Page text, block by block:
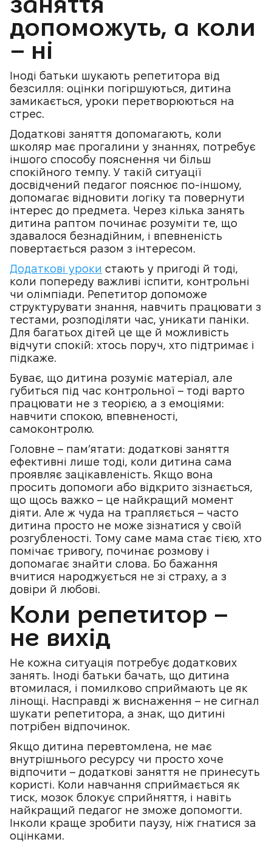
допоможуть, а коли
– ні
Іноді батьки шукають репетитора від
безсилля: оцінки погіршуються, дитина
замикається, уроки перетворюються на
стрес.
Додаткові заняття допомагають, коли
школяр має прогалини у знаннях, потребує
іншого способу пояснення чи більш
спокійного темпу. У такій ситуації
досвідчений педагог пояснює по-іншому,
допомагає відновити логіку та повернути
інтерес до предмета. Через кілька занять
дитина раптом починає розуміти те, що
здавалося безнадійним, і впевненість
повертається разом з інтересом.
Додаткові уроки стають у пригоді й тоді,
коли попереду важливі іспити, контрольні
чи олімпіади. Репетитор допоможе
структурувати знання, навчить працювати з
тестами, розподіляти час, уникати паніки.
Для багатьох дітей це ще й можливість
відчути спокій: хтось поруч, хто підтримає і
підкаже.
Буває, що дитина розуміє матеріал, але
губиться під час контрольної – тоді варто
працювати не з теорією, а з емоціями:
навчити спокою, впевненості,
самоконтролю.
Головне – пам’ятати: додаткові заняття
ефективні лише тоді, коли дитина сама
проявляє зацікавленість. Якщо вона
просить допомоги або відкрито зізнається,
що щось важко – це найкращий момент
діяти. Але ж чуда на трапляється – часто
дитина просто не може зізнатися у своїй
розгубленості. Тому саме мама стає тією, хто
помічає тривогу, починає розмову і
допомагає знайти слова. Бо бажання
вчитися народжується не зі страху, а з
довіри й любові.
Коли репетитор –
не вихід
Не кожна ситуація потребує додаткових
занять. Іноді батьки бачать, що дитина
втомилася, і помилково сприймають це як
лінощі. Насправді ж виснаження – не сигнал
шукати репетитора, а знак, що дитині
потрібен відпочинок.
Якщо дитина перевтомлена, не має
внутрішнього ресурсу чи просто хоче
відпочити – додаткові заняття не принесуть
користі. Коли навчання сприймається як
тиск, мозок блокує сприйняття, і навіть
найкращий педагог не зможе допомогти.
Інколи краще зробити паузу, ніж гнатися за
оцінками.